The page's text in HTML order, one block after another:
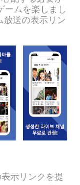
験を得ること
ームを楽しまし
放送の表示リン
示リンクを提